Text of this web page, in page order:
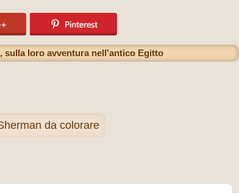
sulla loro avventura nell'antico Egitto
da colorare